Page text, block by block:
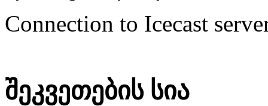
Connection to Icecast
შეკვეთების სია